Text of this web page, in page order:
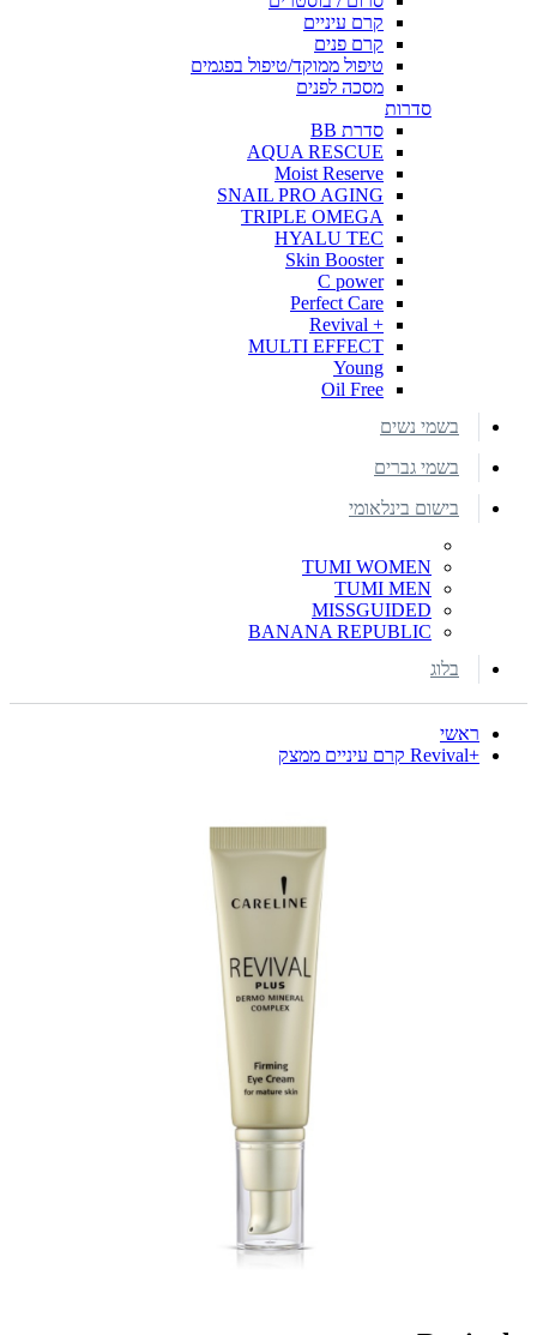
קרם עיניים
קרם פנים
טיפול ממוקד/טיפול בפגמים
מסכה לפנים
סדרות
סדרת BB
AQUA RESCUE
Moist Reserve
SNAIL PRO AGING
TRIPLE OMEGA
HYALU TEC
Skin Booster
C power
Perfect Care
+ Revival
MULTI EFFECT
Young
Oil Free
בשמי נשים
בשמי גברים
בישום בינלאומי
TUMI WOMEN
TUMI MEN
MISSGUIDED
BANANA REPUBLIC
בלוג
ראשי
+Revival קרם עיניים ממצק